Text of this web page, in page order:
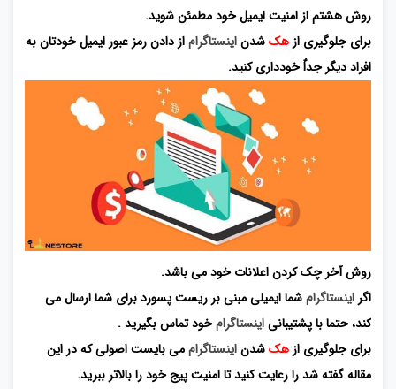
روش هشتم از امنیت ایمیل خود مطمئن شوید.
برای جلوگیری از هکشدناینستاگراماز دادن رمز عبور ایمیل خودتان به
افراد دیگر جداٌ خودداری کنید.
روش آخر چک کردن اعلانات خود می باشد.
اگر اینستاگرامشما ایمیلی مبنی بر ریست پسورد برای شما ارسال می
کند، حتما با پشتیبانیاینستاگرامخود تماس بگیرید .
برای جلوگیری از هکشدناینستاگراممی بایست اصولی که در این
مقاله گفته شد را رعایت کنید تا امنیت پیج خود را بالاتر ببرید.